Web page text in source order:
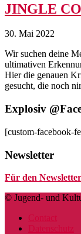
JINGLE
30. Mai 2022
Wir suchen deine
ultimativen
Hier die genauen
gesucht, die noch
Explosiv
[custom-facebook-
Newsletter
Für den
© Jugend- und
Contact
Datenschutz